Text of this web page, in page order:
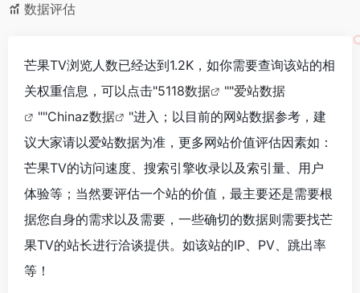
数据评估
芒果TV浏览人数已经达到1.2K，如你需要查询该站的相
关权重信息，可以点击"5118数据 ""爱站数据
""Chinaz数据
"进入；以目前的网站数据参考，建
议大家请以爱站数据为准，更多网站价值评估因素如：
芒果TV的访问速度、搜索引擎收录以及索引量、用户
体验等；当然要评估一个站的价值，最主要还是需要根
据您自身的需求以及需要，一些确切的数据则需要找芒
果TV的站长进行洽谈提供。如该站的IP、PV、跳出率
等！